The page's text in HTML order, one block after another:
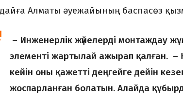
Алматы әуежайының баспасөз
– Инженерлік жүйелерді монтаждау
элементі жартылай ажырап қалған. –
кейін оны қажетті деңгейге дейін
жоспарланған болатын. Алайда